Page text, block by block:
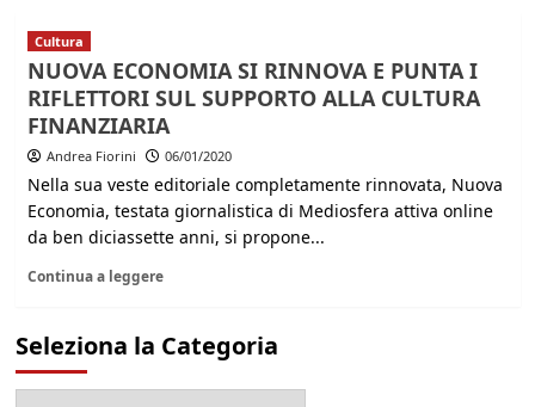
Cultura
NUOVA ECONOMIA SI RINNOVA E PUNTA I
RIFLETTORI SUL SUPPORTO ALLA CULTURA
FINANZIARIA
Andrea Fiorini 06/01/2020
Nella sua veste editoriale completamente rinnovata, Nuova
Economia, testata giornalistica di Mediosfera attiva online
da ben diciassette anni, si propone...
Continua a leggere
Seleziona la Categoria